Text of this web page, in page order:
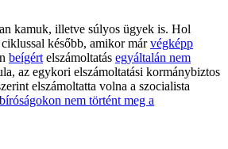
kamuk, illetve súlyos ügyek is. Hol
később, amikor márvégképp
beígért elszámoltatás egyáltalán nem
az egykori elszámoltatási kormánybiztos
elszámoltatta volna a szocialista
nem történt meg a